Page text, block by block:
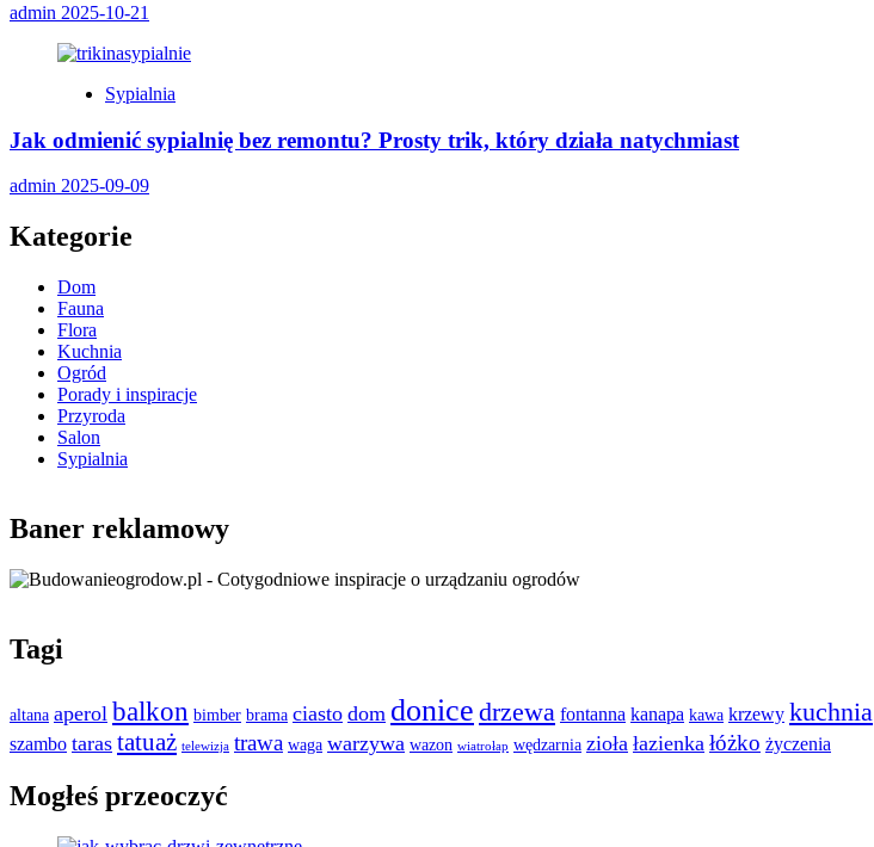
admin 2025-10-21
Sypialnia
Jak odmienić sypialnię bez remontu? Prosty trik, który działa natychmiast
admin 2025-09-09
Kategorie
Dom
Fauna
Flora
Kuchnia
Ogród
Porady i inspiracje
Przyroda
Salon
Sypialnia
Baner reklamowy
Tagi
altana aperol balkon bimber brama ciasto dom donice drzewa fontanna kanapa kawa krzewy kuchnia
szambo taras tatuaż telewizja trawa waga warzywa wazon wiatrołap wędzarnia zioła łazienka łóżko życzenia
Mogłeś przeoczyć